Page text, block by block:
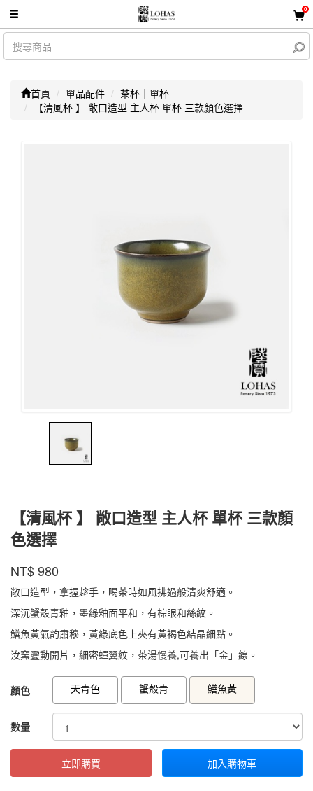
0
首頁 單品配件
茶杯｜單杯
【清風杯 】 敞口造型 主人杯 單杯 三款顏色選擇
【清風杯 】 敞口造型 主人杯 單杯 三款顏
色選擇
商品代號 QFB001HS
QFB001HS
品牌
寶
NT$980
敞口造型，拿握趁手，喝茶時如風拂過般清爽舒適。
深沉蟹殼青釉，墨綠釉面平和，有棕眼和絲紋。
鱔魚黃氣韵肅穆，黃綠底色上夾有黃褐色結晶細點。
汝窯靈動開片，細密蟬翼紋，茶湯慢養,可養出「金」線。
GOODS000000000000000254404
顏色 天青色 蟹殼青 鱔魚黃
數量
立即購買 加入購物車